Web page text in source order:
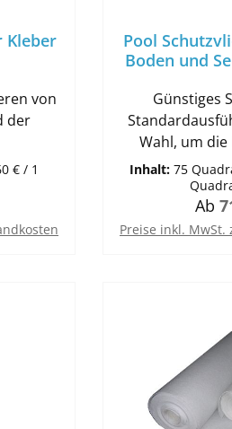
und
für
Nach
kühlt
nach
Kleber
von
der
wird
für
€ / 1
Pool
Boden und
Günstiges
Wahl, um
Inhalt: 75
Ab
Preise inkl. MwSt.